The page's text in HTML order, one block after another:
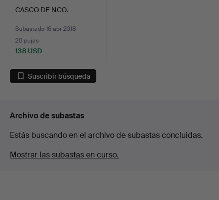
CASCO DE NCO.
Subastado 16 abr 2018
20 pujas
138 USD
Suscribir búsqueda
Archivo de subastas
Estás buscando en el archivo de subastas concluidas.
Mostrar las subastas en curso.